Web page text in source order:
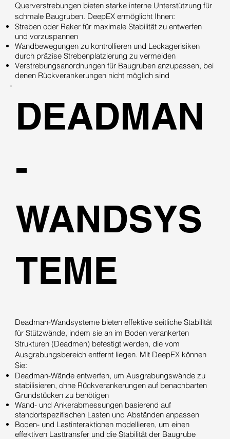
Querverstrebungen bieten starke interne Unterstützung für
schmale Baugruben. DeepEX ermöglicht Ihnen:
Streben oder Raker für maximale Stabilität zu entwerfen
und vorzuspannen
Wandbewegungen zu kontrollieren und Leckagerisiken
durch präzise Strebenplatzierung zu vermeiden
Verstrebungsanordnungen für Baugruben anzupassen, bei
denen Rückverankerungen nicht möglich sind
Deadman-Wandsysteme bieten effektive seitliche Stabilität
für Stützwände, indem sie an im Boden verankerten
Strukturen (Deadmen) befestigt werden, die vom
Ausgrabungsbereich entfernt liegen. Mit DeepEX können
Sie:
Deadman-Wände entwerfen, um Ausgrabungswände zu
stabilisieren, ohne Rückverankerungen auf benachbarten
Grundstücken zu benötigen
Wand- und Ankerabmessungen basierend auf
standortspezifischen Lasten und Abständen anpassen
Boden- und Lastinteraktionen modellieren, um einen
effektiven Lasttransfer und die Stabilität der Baugrube
DEADMAN
-
WANDSYS
TEME